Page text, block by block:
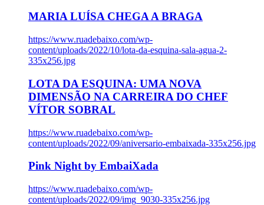
MARIA LUÍSA CHEGA A BRAGA
https://www.ruadebaixo.com/wp-
content/uploads/2022/10/lota-da-esquina-sala-agua-2-
335x256.jpg
LOTA DA ESQUINA: UMA NOVA
DIMENSÃO NA CARREIRA DO CHEF
VÍTOR SOBRAL
https://www.ruadebaixo.com/wp-
content/uploads/2022/09/aniversario-embaixada-335x256.jpg
Pink Night by EmbaiXada
https://www.ruadebaixo.com/wp-
content/uploads/2022/09/img_9030-335x256.jpg